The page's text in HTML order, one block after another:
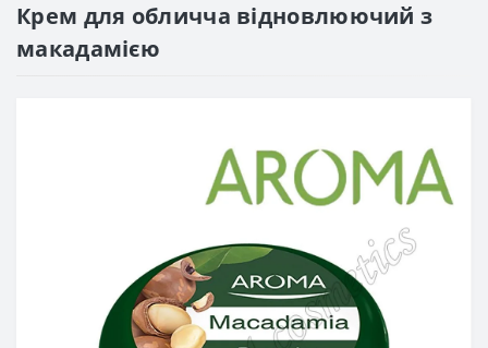
Крем для обличча відновлюючий з
макадамією